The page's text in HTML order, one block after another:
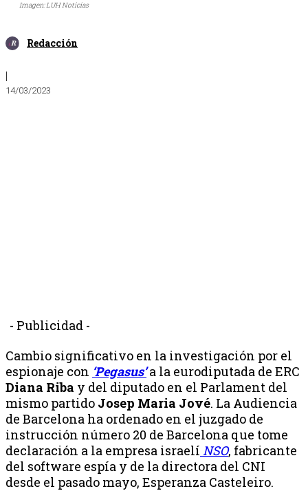
Imagen: LUH Noticias
Redacción
|
14/03/2023
- Publicidad -
Cambio significativo en la investigación por el
espionaje con ‘Pegasus’a la eurodiputada de ERC
Diana Riba y del diputado en el Parlament del
mismo partido Josep Maria Jové. La Audiencia
de Barcelona ha ordenado en el juzgado de
instrucción número 20 de Barcelona que tome
declaración a la empresa israelí NSO, fabricante
del software espía y de la directora del CNI
desde el pasado mayo, Esperanza Casteleiro.